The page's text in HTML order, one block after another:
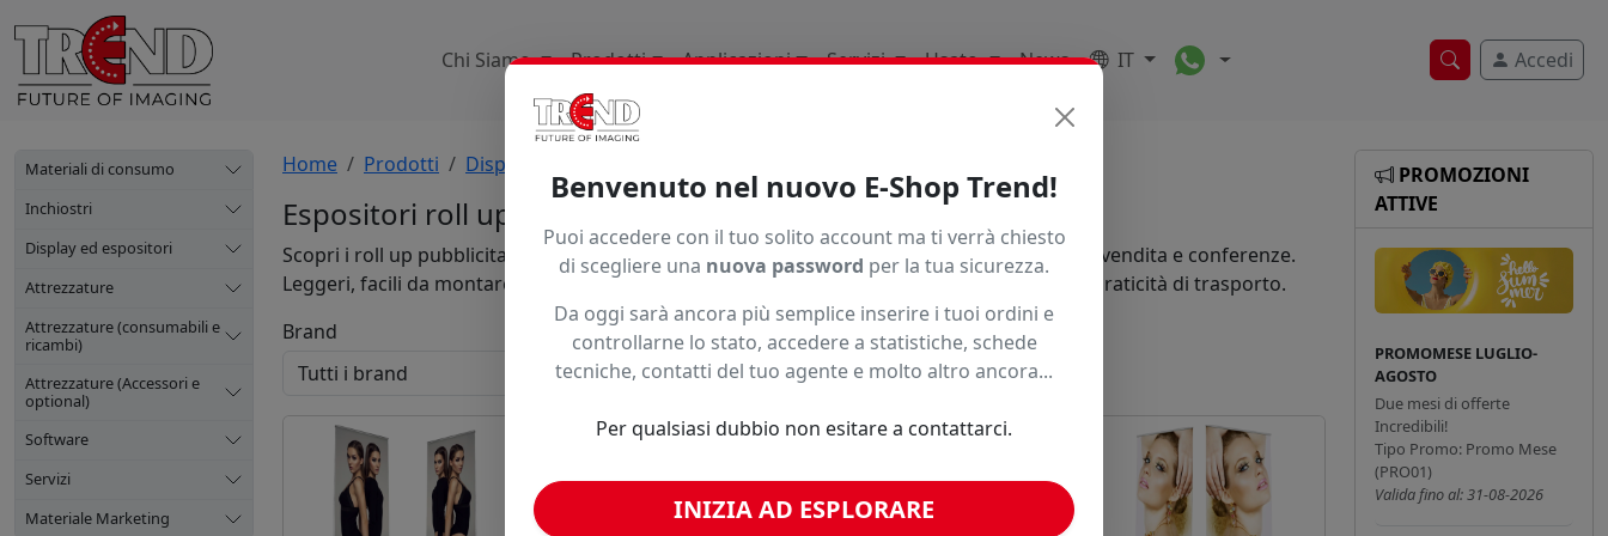
Ricerca veloce
Accedi
Chi Siamo Prodotti Applicazioni Servizi Usato News IT Toggle Dropdown
Materiali di consumo
Inchiostri
Display ed espositori
Attrezzature
Attrezzature (consumabili e
ricambi)
Attrezzature (Accessori e
optional)
Software
Servizi
Materiale Marketing
Home Prodotti Display Ed Espositori
Espositori roll up per uso interno
Scopri i roll up pubblicitari , espositori portatili autoavvolgibili ideali per fiere, eventi, punti vendita e conferenze.
Leggeri, facili da montare e personalizzabili, offrono alta visibilità, grafica professionale e praticità di trasporto.
Brand
Ordinamento
PROMOZIONI
ATTIVE
PROMOMESE LUGLIO-
AGOSTO
Due mesi di offerte
Incredibili!
Tipo Promo: Promo Mese
(PRO01)
Valida fino al: 31-08-2026
Benvenuto nel nuovo E-Shop Trend!
Puoi accedere con il tuo solito account ma ti verrà chiesto
di scegliere una nuova password per la tua sicurezza.
Da oggi sarà ancora più semplice inserire i tuoi ordini e
controllarne lo stato, accedere a statistiche, schede
tecniche, contatti del tuo agente e molto altro ancora...
Per qualsiasi dubbio non esitare a contattarci.
INIZIA AD ESPLORARE